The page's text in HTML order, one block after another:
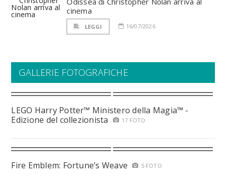
cinema
LEGGI 16/07/2026
GALLERIE FOTOGRAFICHE
LEGO Harry Potter™ Ministero della Magia™ -
Edizione del collezionista
17 FOTO
Fire Emblem: Fortune’s Weave 5 FOTO